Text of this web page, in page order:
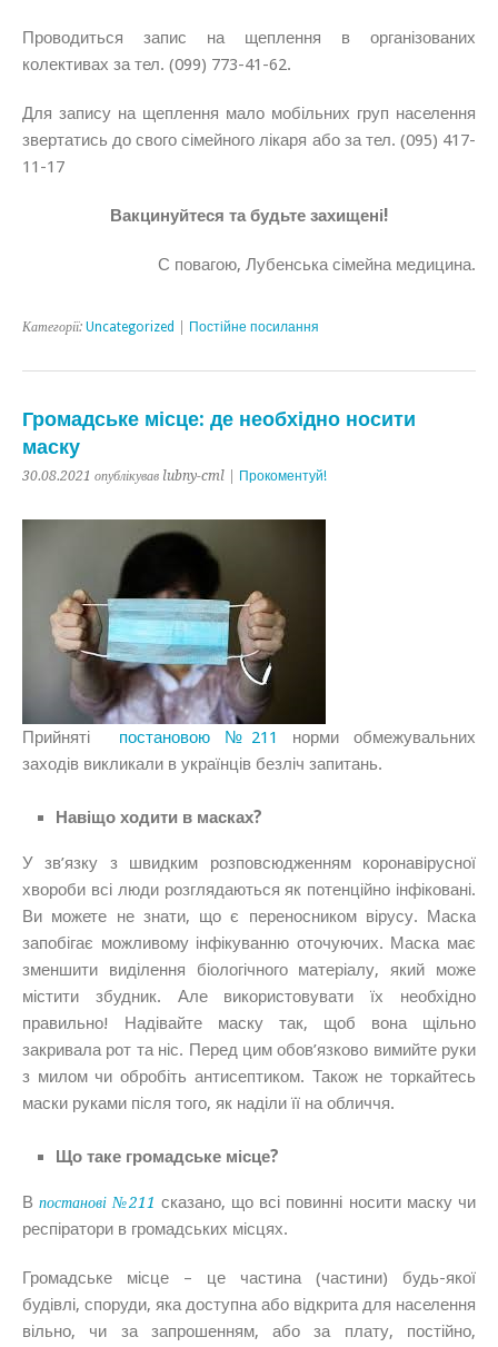
Проводиться запис на щеплення в організованих
колективах за тел. (099) 773-41-62.
Для запису на щеплення мало мобільних груп населення
звертатись до свого сімейного лікаря або за тел. (095) 417-
11-17
Вакцинуйтеся та будьте захищені!
С повагою, Лубенська сімейна медицина.
Категорії: Uncategorized Постійне посилання
Громадське місце: де необхідно носити
маску
30.08.2021 опублікував lubny-cml | Прокоментуй!
Прийняті постановою №211
норми обмежувальних
заходів викликали в українців безліч запитань.
Навіщо ходити в масках?
У зв’язку з швидким розповсюдженням коронавірусної
хвороби всі люди розглядаються як потенційно інфіковані.
Ви можете не знати, що є переносником вірусу. Маска
запобігає можливому інфікуванню оточуючих. Маска має
зменшити виділення біологічного матеріалу, який може
містити збудник. Але використовувати їх необхідно
правильно! Надівайте маску так, щоб вона щільно
закривала рот та ніс. Перед цим обов’язково вимийте руки
з милом чи обробіть антисептиком. Також не торкайтесь
маски руками після того, як наділи її на обличчя.
Що таке громадське місце?
Впостанові №211 сказано, що всі повинні носити маску чи
респіратори в громадських місцях.
Громадське місце – це частина (частини) будь-якої
будівлі, споруди, яка доступна або відкрита для населення
вільно, чи за запрошенням, або за плату, постійно,